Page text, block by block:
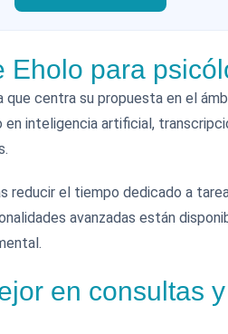
Eholo para
centra su propuesta en el
inteligencia artificial,
reducir el tiempo dedicado a
avanzadas están
en consultas